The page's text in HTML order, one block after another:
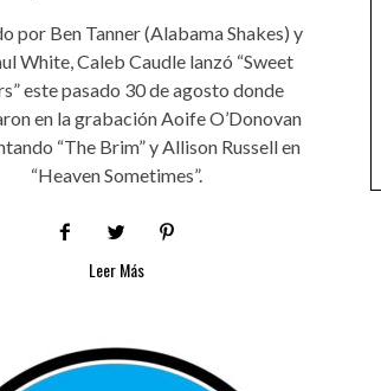
por Ben Tanner (Alabama Shakes) y
White, Caleb Caudle lanzó “Sweet
este pasado 30 de agosto donde
en la grabación Aoife O’Donovan
“The Brim” y Allison Russell en
“Heaven Sometimes”.
Leer Más